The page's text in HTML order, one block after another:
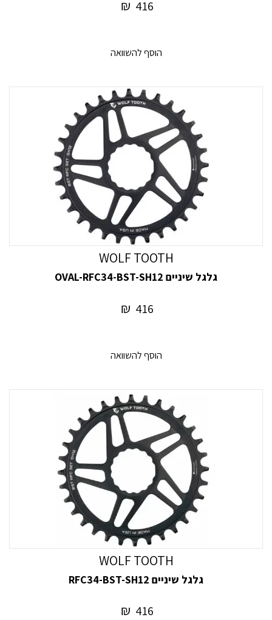
416
₪
הוסף להשוואה
WOLF TOOTH
גלגל שיניים OVAL-RFC34-BST-SH12
416
₪
הוסף להשוואה
WOLF TOOTH
גלגל שיניים RFC34-BST-SH12
416
₪